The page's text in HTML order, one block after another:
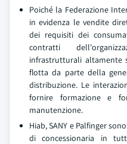
Poiché la Federazione
in evidenza le vendite
dei requisiti dei
contratti
infrastrutturali altamente
flotta da parte della
distribuzione. Le
fornire formazione e
manutenzione.
Hiab, SANY e Palfinger
di concessionaria in